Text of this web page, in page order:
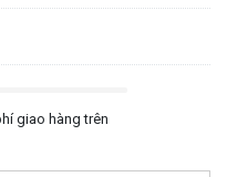
giao hàng trên